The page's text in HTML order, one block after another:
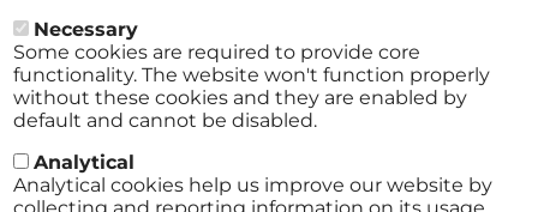
All events
Necessary
Some cookies are required to provide core
functionality. The website won't function properly
without these cookies and they are enabled by
default and cannot be disabled.
Analytical
Analytical cookies help us improve our website by